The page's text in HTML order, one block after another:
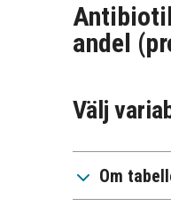
andel
Välj
Om